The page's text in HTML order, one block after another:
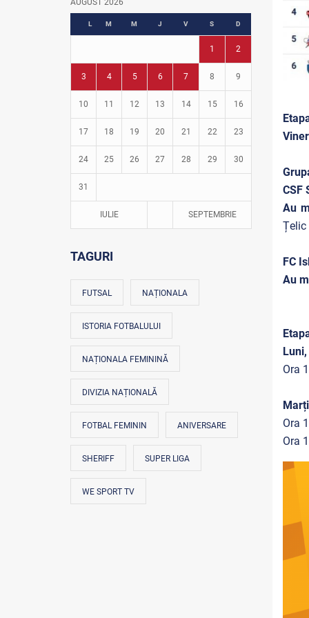
Fotbal în grădinițe
AUGUST 2026
L M M J V S D
1 2
3 4 5 6 7 8 9
10 11 12 13 14 15 16
17 18 19 20 21 22 23
24 25 26 27 28 29 30
31
IULIE SEPTEMBRIE
TAGURI
FUTSAL NAȚIONALA
ISTORIA FOTBALULUI
NAȚIONALA FEMININĂ
DIVIZIA NAȚIONALĂ
FOTBAL FEMININ ANIVERSARE
SHERIFF SUPER LIGA
WE SPORT TV
CSF
Au
Țelic
FC
Au
Ora
Ora
Ora